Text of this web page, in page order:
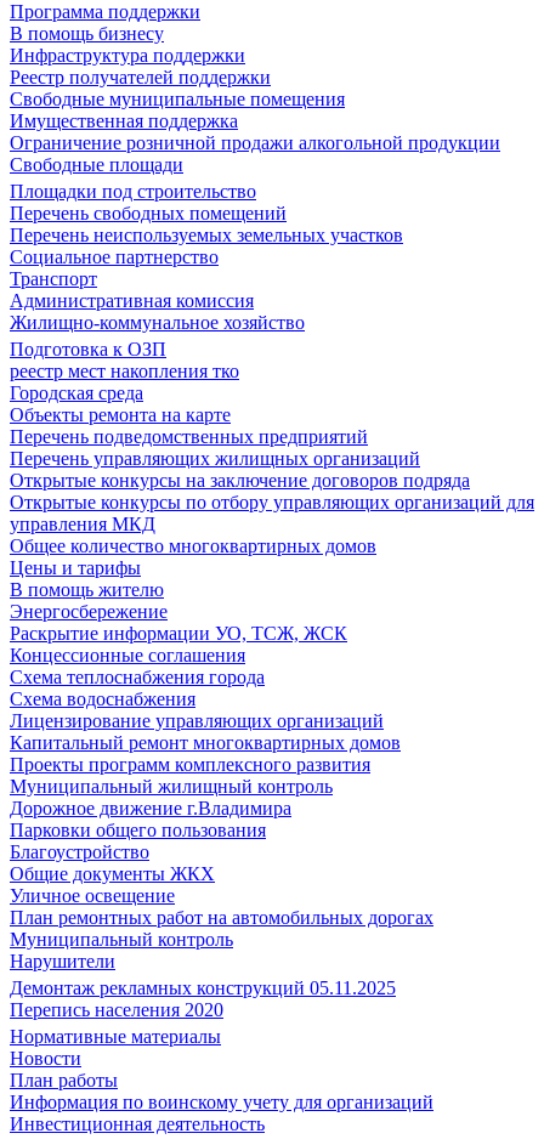
Программа поддержки
В помощь бизнесу
Инфраструктура поддержки
Реестр получателей поддержки
Свободные муниципальные помещения
Имущественная поддержка
Ограничение розничной продажи алкогольной продукции
Свободные площади
Площадки под строительство
Перечень свободных помещений
Перечень неиспользуемых земельных участков
Социальное партнерство
Транспорт
Административная комиссия
Жилищно-коммунальное хозяйство
Подготовка к ОЗП
реестр мест накопления тко
Городская среда
Объекты ремонта на карте
Перечень подведомственных предприятий
Перечень управляющих жилищных организаций
Открытые конкурсы на заключение договоров подряда
Открытые конкурсы по отбору управляющих организаций для
управления МКД
Общее количество многоквартирных домов
Цены и тарифы
В помощь жителю
Энергосбережение
Раскрытие информации УО, ТСЖ, ЖСК
Концессионные соглашения
Схема теплоснабжения города
Схема водоснабжения
Лицензирование управляющих организаций
Капитальный ремонт многоквартирных домов
Проекты программ комплексного развития
Муниципальный жилищный контроль
Дорожное движение г.Владимира
Парковки общего пользования
Благоустройство
Общие документы ЖКХ
Уличное освещение
План ремонтных работ на автомобильных дорогах
Муниципальный контроль
Нарушители
Демонтаж рекламных конструкций 05.11.2025
Перепись населения 2020
Нормативные материалы
Новости
План работы
Информация по воинскому учету для организаций
Инвестиционная деятельность